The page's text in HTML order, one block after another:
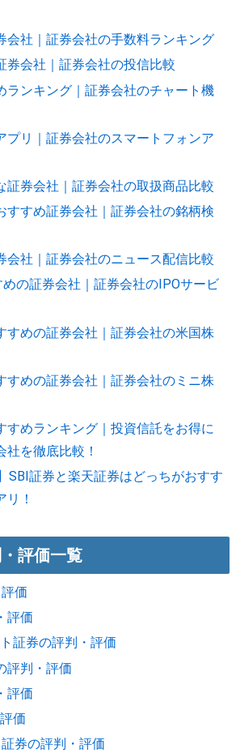
会社｜証券会社の手数料ランキング
券会社｜証券会社の投信比較
ランキング｜証券会社のチャート機
プリ｜証券会社のスマートフォンア
証券会社｜証券会社の取扱商品比較
すすめ証券会社｜証券会社の銘柄検
会社｜証券会社のニュース配信比較
めの証券会社｜証券会社のIPOサービ
すめの証券会社｜証券会社の米国株
すめの証券会社｜証券会社のミニ株
すめランキング｜投資信託をお得に
を徹底比較！
SBI証券と楽天証券はどっちがおすす
！
評価一覧
価
評価
証券の評判・評価
評判・評価
評価
価
券の評判・評価